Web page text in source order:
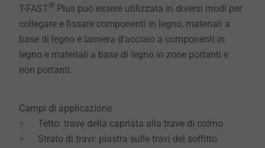
T-FAST® Plus può essere utilizzata in diversi modi per
collegare e fissare componenti in legno, materiali a
base di legno e lamiera d'acciaio a componenti in
legno e materiali a base di legno in zone portanti e
non portanti.
Campi di applicazione
Tetto: trave della capriata alla trave di colmo
Strato di travi: piastra sulle travi del soffitto